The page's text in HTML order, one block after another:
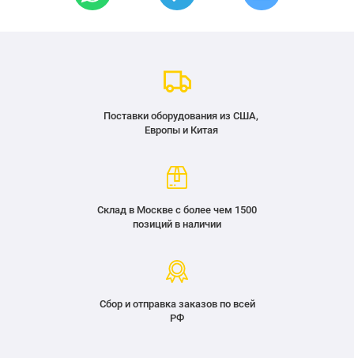
Поставки оборудования из США,
Европы и Китая
Склад в Москве с более чем 1500
позиций в наличии
Сбор и отправка заказов по всей
РФ